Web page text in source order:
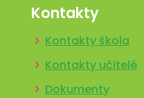
Kontakty
Kontakty škola
Kontakty učitelé
Dokumenty